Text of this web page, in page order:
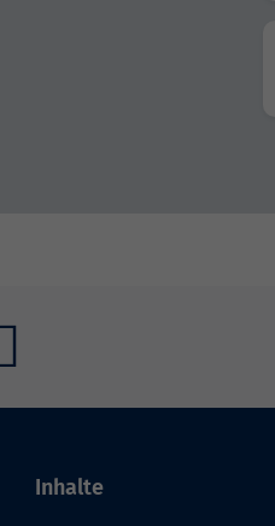
Inhalte